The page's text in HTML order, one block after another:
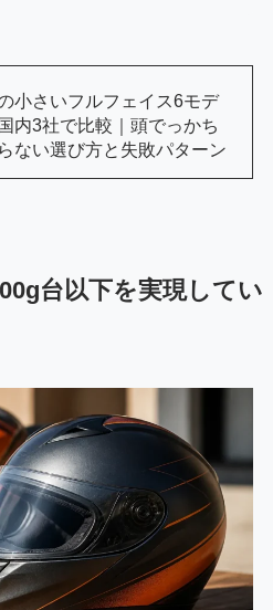
小さいフルフェイス6モデ
内3社で比較｜頭でっかち
ない選び方と失敗パターン
台以下を実現してい